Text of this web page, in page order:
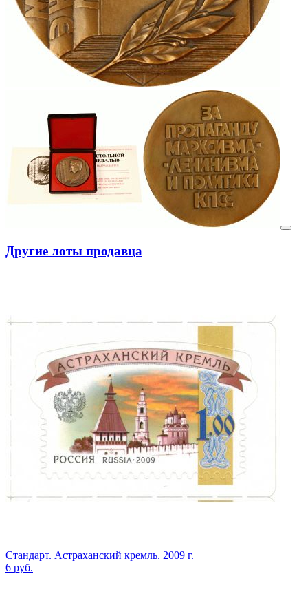
Другие лоты продавца
Стандарт. Астраханский кремль. 2009 г.
6 руб.